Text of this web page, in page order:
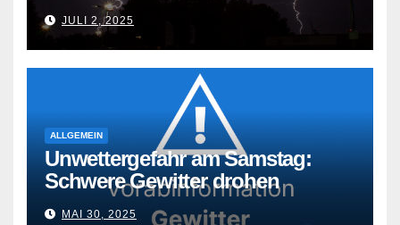
JULI 2, 2025
ALLGEMEIN
Unwettergefahr am Samstag:
Schwere Gewitter drohen
MAI 30, 2025